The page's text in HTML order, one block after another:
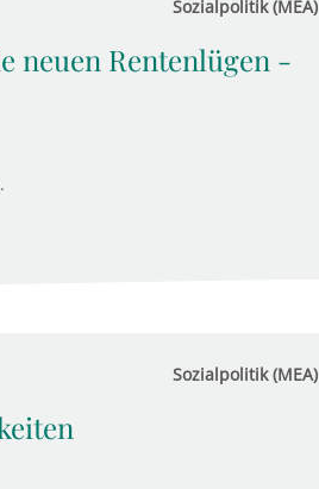
Sozialpolitik (MEA)
neuen Rentenlügen -
Sozialpolitik (MEA)